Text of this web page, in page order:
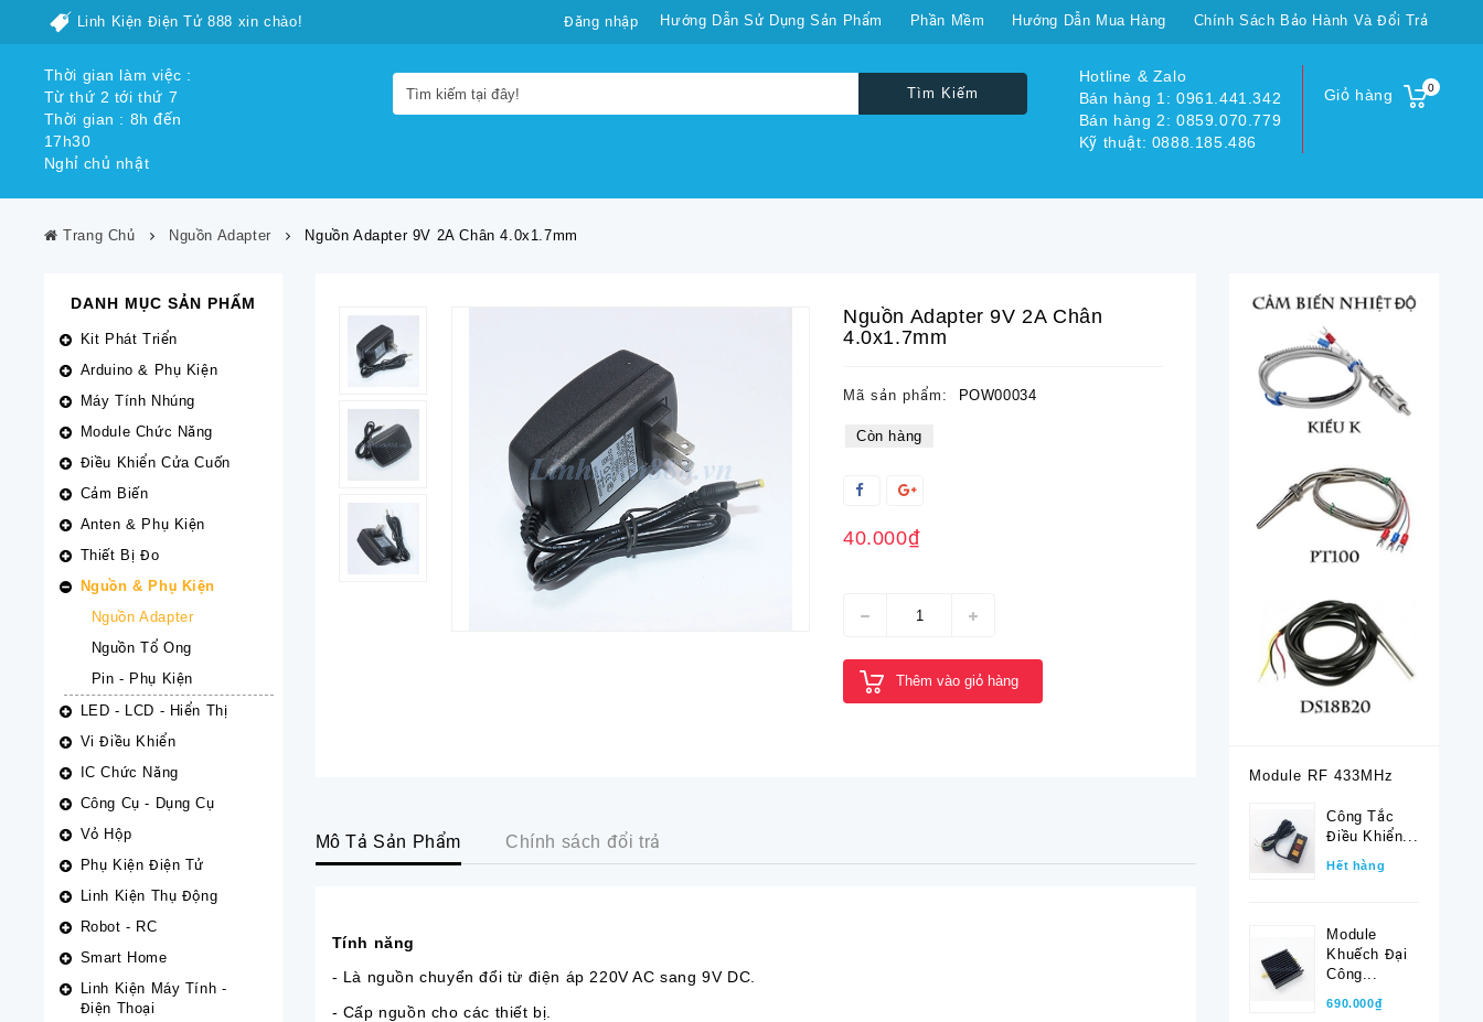
Linh Kiện Điện Tử 888 xin chào! Hướng Dẫn Sử Dụng Sản Phẩm Phần Mềm Hướng Dẫn Mua Hàng Chính Sách Bảo Hành Và Đổi Trả
Đăng nhập
Thời gian làm việc :
Từ thứ 2 tới thứ 7
Thời gian : 8h đến
17h30
Nghỉ chủ nhật
Giỏ hàng 0
Hotline & Zalo
Bán hàng 1: 0961.441.342
Bán hàng 2: 0859.070.779
Kỹ thuật: 0888.185.486
Tìm Kiếm
Trang Chủ Nguồn Adapter Nguồn Adapter 9V 2A Chân 4.0x1.7mm
DANH MỤC SẢN PHẨM
Kit Phát Triển
Arduino & Phụ Kiện
Máy Tính Nhúng
Module Chức Năng
Điều Khiển Cửa Cuốn
Cảm Biến
Anten & Phụ Kiện
Thiết Bị Đo
Nguồn & Phụ Kiện
Nguồn Adapter
Nguồn Tổ Ong
Pin - Phụ Kiện
LED - LCD - Hiển Thị
Vi Điều Khiển
IC Chức Năng
Công Cụ - Dụng Cụ
Vỏ Hộp
Phụ Kiện Điện Tử
Linh Kiện Thụ Động
Robot - RC
Smart Home
Linh Kiện Máy Tính -
Điện Thoại
Nguồn Adapter 9V 2A Chân
4.0x1.7mm
Mã sản phẩm: POW00034
Còn hàng
40.000₫
Thêm vào giỏ hàng
Mô Tả Sản Phẩm Chính sách đổi trả
Tính năng
- Là nguồn chuyển đổi từ điện áp 220V AC sang 9V DC.
- Cấp nguồn cho các thiết bị.
Module RF 433MHz
Công Tắc
Điều Khiển...
Hết hàng
Module
Khuếch Đại
Công...
690.000₫